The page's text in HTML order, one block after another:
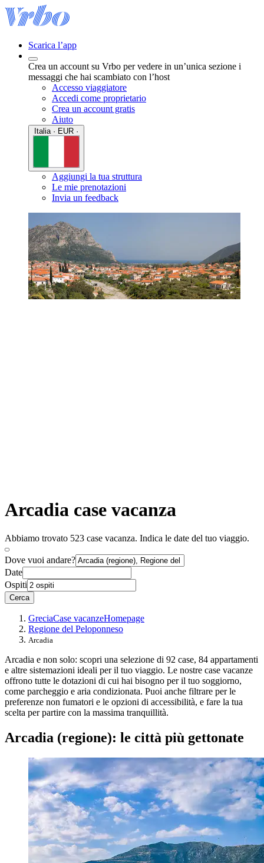
Scarica l’app
Crea un account su Vrbo per vedere in un’unica sezione i
messaggi che hai scambiato con l’host
Accesso viaggiatore
Accedi come proprietario
Crea un account gratis
Aiuto
Aggiungi la tua struttura
Le mie prenotazioni
Invia un feedback
Arcadia case vacanza
Abbiamo trovato 523 case vacanza. Indica le date del tuo viaggio.
Dove vuoi andare?
Date
Ospiti
Cerca
GreciaCase vacanzeHomepage
Regione del Peloponneso
Arcadia
Arcadia e non solo: scopri una selezione di 92 case, 84 appartamenti
e altre sistemazioni ideali per il tuo viaggio. Le nostre case vacanze
offrono tutte le dotazioni di cui hai bisogno per il tuo soggiorno,
come parcheggio e aria condizionata. Puoi anche filtrare per le
preferenze non fumatori e le opzioni di accessibilità, e fare la tua
scelta per partire con la massima tranquillità.
Arcadia (regione): le città più gettonate